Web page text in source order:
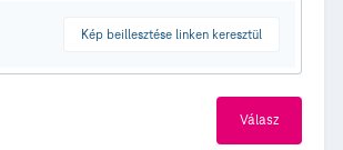
Kép beillesztése linken keresztül
Válasz